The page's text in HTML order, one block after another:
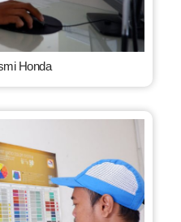
Honda